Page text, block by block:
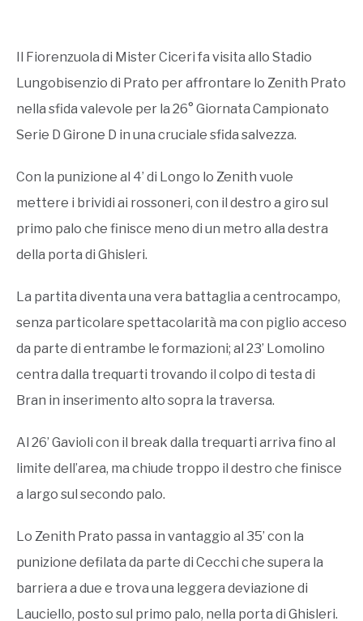
Il Fiorenzuola di Mister Ciceri fa visita allo Stadio
Lungobisenzio di Prato per affrontare lo Zenith Prato
nella sfida valevole per la 26° Giornata Campionato
Serie D Girone D in una cruciale sfida salvezza.
Con la punizione al 4’ di Longo lo Zenith vuole
mettere i brividi ai rossoneri, con il destro a giro sul
primo palo che finisce meno di un metro alla destra
della porta di Ghisleri.
La partita diventa una vera battaglia a centrocampo,
senza particolare spettacolarità ma con piglio acceso
da parte di entrambe le formazioni; al 23’ Lomolino
centra dalla trequarti trovando il colpo di testa di
Bran in inserimento alto sopra la traversa.
Al 26’ Gavioli con il break dalla trequarti arriva fino al
limite dell’area, ma chiude troppo il destro che finisce
a largo sul secondo palo.
Lo Zenith Prato passa in vantaggio al 35’ con la
punizione defilata da parte di Cecchi che supera la
barriera a due e trova una leggera deviazione di
Lauciello, posto sul primo palo, nella porta di Ghisleri.